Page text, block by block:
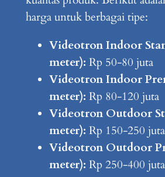
harga untuk berbagai tipe:
Videotron Indoor
meter): Rp 50-80 juta
Videotron Indoor
meter): Rp 80-120 juta
Videotron Outdoor
meter): Rp 150-250 juta
Videotron Outdoor
meter): Rp 250-400 juta